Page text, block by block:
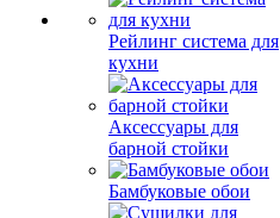
Рейлинг система для
кухни
Аксессуары для
барной стойки
Бамбуковые обои